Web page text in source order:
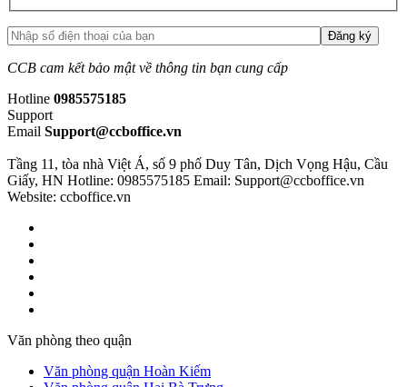
CCB cam kết bảo mật về thông tin bạn cung cấp
Hotline 0985575185
Support
Email Support@ccboffice.vn
Tầng 11, tòa nhà Việt Á, số 9 phố Duy Tân, Dịch Vọng Hậu, Cầu
Giấy, HN Hotline: 0985575185 Email: Support@ccboffice.vn
Website: ccboffice.vn
Văn phòng theo quận
Văn phòng quận Hoàn Kiếm